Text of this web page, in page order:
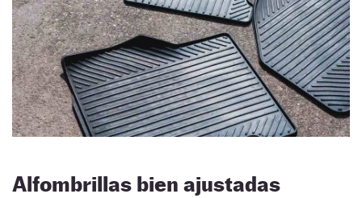
Alfombrillas bien ajustadas